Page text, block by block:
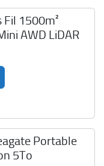
1500m²
AWD LiDAR
Portable
5To